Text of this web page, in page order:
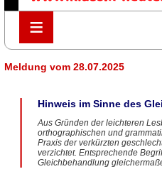
≡
≡
Meldung vom 28.07.2025
Hinweis im Sinne des
Aus Gründen der leichteren
orthographischen und
Praxis der verkürzten
verzichtet. Entsprechende
Gleichbehandlung